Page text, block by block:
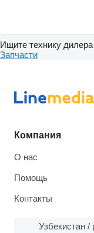
Ищите технику дилера
Запчасти
Компания
О нас
Помощь
Контакты
Узбекистан /